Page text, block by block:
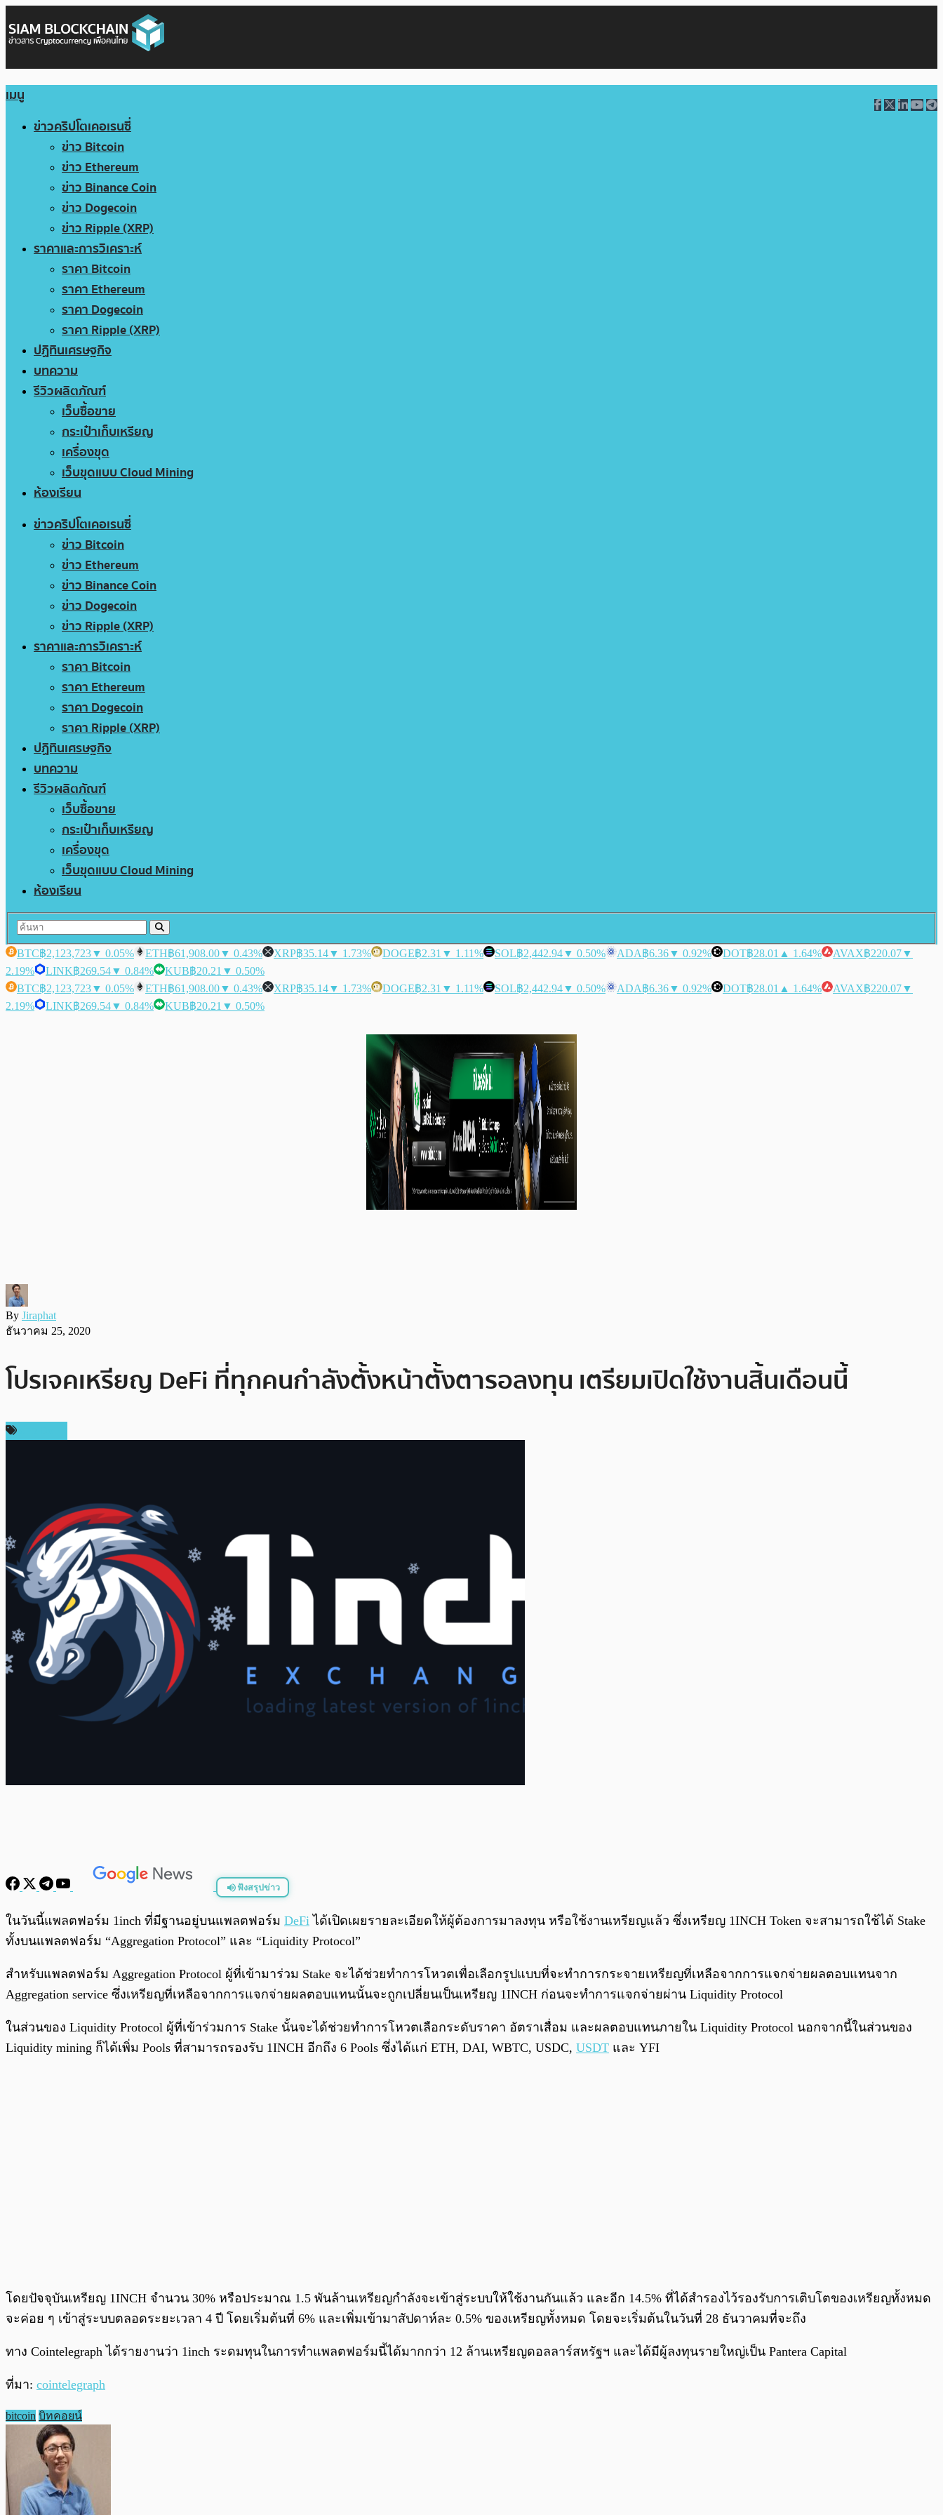
เมนู
ข่าวคริปโตเคอเรนซี่
ข่าว Bitcoin
ข่าว Ethereum
ข่าว Binance Coin
ข่าว Dogecoin
ข่าว Ripple (XRP)
ราคาและการวิเคราะห์
ราคา Bitcoin
ราคา Ethereum
ราคา Dogecoin
ราคา Ripple (XRP)
ปฏิทินเศรษฐกิจ
บทความ
รีวิวผลิตภัณฑ์
เว็บซื้อขาย
กระเป๋าเก็บเหรียญ
เครื่องขุด
เว็บขุดแบบ Cloud Mining
ห้องเรียน
ข่าวคริปโตเคอเรนซี่
ข่าว Bitcoin
ข่าว Ethereum
ข่าว Binance Coin
ข่าว Dogecoin
ข่าว Ripple (XRP)
ราคาและการวิเคราะห์
ราคา Bitcoin
ราคา Ethereum
ราคา Dogecoin
ราคา Ripple (XRP)
ปฏิทินเศรษฐกิจ
บทความ
รีวิวผลิตภัณฑ์
เว็บซื้อขาย
กระเป๋าเก็บเหรียญ
เครื่องขุด
เว็บขุดแบบ Cloud Mining
ห้องเรียน
BTC฿2,123,723▼ 0.05% ETH฿61,908.00▼ 0.43% XRP฿35.14▼ 1.73% DOGE฿2.31 ▼ 1.11% SOL฿2,442.94▼ 0.50% ADA฿6.36▼ 0.92% DOT฿28.01 ▲ 1.64% AVAX฿220.07▼
2.19%
LINK฿269.54▼ 0.84% KUB฿20.21 ▼ 0.50%
BTC฿2,123,723▼ 0.05% ETH฿61,908.00▼ 0.43% XRP฿35.14▼ 1.73% DOGE฿2.31 ▼ 1.11% SOL฿2,442.94▼ 0.50% ADA฿6.36▼ 0.92% DOT฿28.01 ▲ 1.64% AVAX฿220.07▼
2.19%
LINK฿269.54▼ 0.84% KUB฿20.21 ▼ 0.50%
By Jiraphat
ธันวาคม 25, 2020
โปรเจคเหรียญ DeFi ที่ทุกคนกำลังตั้งหน้าตั้งตารอลงทุน เตรียมเปิดใช้งานสิ้นเดือนนี้
ฟังสรุปข่าว
พร้อมเล่น / 0:00
ในวันนี้แพลตฟอร์ม 1inch ที่มีฐานอยู่บนแพลตฟอร์ม DeFi ได้เปิดเผยรายละเอียดให้ผู้ต้องการมาลงทุน หรือใช้งานเหรียญแล้ว ซึ่งเหรียญ 1INCH Token จะสามารถใช้ได้ Stake
ทั้งบนแพลตฟอร์ม “Aggregation Protocol” และ “Liquidity Protocol”
สำหรับแพลตฟอร์ม Aggregation Protocol ผู้ที่เข้ามาร่วม Stake จะได้ช่วยทำการโหวตเพื่อเลือกรูปแบบที่จะทำการกระจายเหรียญที่เหลือจากการแจกจ่ายผลตอบแทนจาก
Aggregation service ซึ่งเหรียญที่เหลือจากการแจกจ่ายผลตอบแทนนั้นจะถูกเปลี่ยนเป็นเหรียญ 1INCH ก่อนจะทำการแจกจ่ายผ่าน Liquidity Protocol
ในส่วนของ Liquidity Protocol ผู้ที่เข้าร่วมการ Stake นั้นจะได้ช่วยทำการโหวตเลือกระดับราคา อัตราเสื่อม และผลตอบแทนภายใน Liquidity Protocol นอกจากนี้ในส่วนของ
Liquidity mining ก็ได้เพิ่ม Pools ที่สามารถรองรับ 1INCH อีกถึง 6 Pools ซึ่งได้แก่ ETH, DAI, WBTC, USDC, USDT และ YFI
โดยปัจจุบันเหรียญ 1INCH จำนวน 30% หรือประมาณ 1.5 พันล้านเหรียญกำลังจะเข้าสู่ระบบให้ใช้งานกันแล้ว และอีก 14.5% ที่ได้สำรองไว้รองรับการเติบโตของเหรียญทั้งหมด
จะค่อย ๆ เข้าสู่ระบบตลอดระยะเวลา 4 ปี โดยเริ่มต้นที่ 6% และเพิ่มเข้ามาสัปดาห์ละ 0.5% ของเหรียญทั้งหมด โดยจะเริ่มต้นในวันที่ 28 ธันวาคมที่จะถึง
ทาง Cointelegraph ได้รายงานว่า 1inch ระดมทุนในการทำแพลตฟอร์มนี้ได้มากกว่า 12 ล้านเหรียญดอลลาร์สหรัฐฯ และได้มีผู้ลงทุนรายใหญ่เป็น Pantera Capital
ที่มา: cointelegraph
bitcoin บิทคอยน์